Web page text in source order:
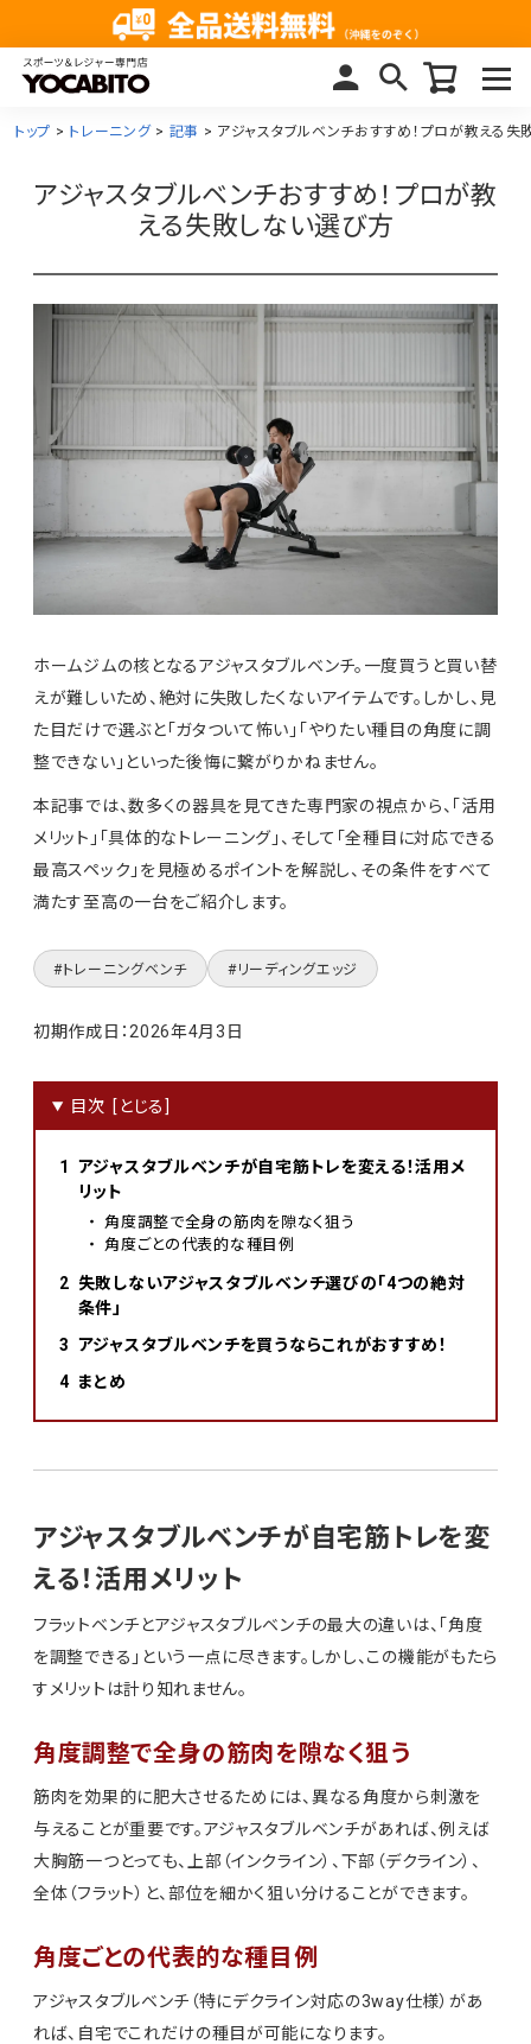
トップ トレーニング 記事 アジャスタブルベンチおすすめ！プロが教える失
アジャスタブルベンチおすすめ！プロが教
える失敗しない選び方
ホームジムの核となるアジャスタブルベンチ。一度買うと買い替
えが難しいため、絶対に失敗したくないアイテムです。しかし、見
た目だけで選ぶと「ガタついて怖い」「やりたい種目の角度に調
整できない」といった後悔に繋がりかねません。
本記事では、数多くの器具を見てきた専門家の視点から、「活用
メリット」「具体的なトレーニング」、そして「全種目に対応できる
最高スペック」を見極めるポイントを解説し、その条件をすべて
満たす至高の一台をご紹介します。
トレーニングベンチ リーディングエッジ
初期作成日：2026年4月3日
目次
アジャスタブルベンチが自宅筋トレを変える！活用メ
リット
角度調整で全身の筋肉を隙なく狙う
角度ごとの代表的な種目例
失敗しないアジャスタブルベンチ選びの「4つの絶対
条件」
アジャスタブルベンチを買うならこれがおすすめ！
まとめ
アジャスタブルベンチが自宅筋トレを変
える！活用メリット
フラットベンチとアジャスタブルベンチの最大の違いは、「角度
を調整できる」という一点に尽きます。しかし、この機能がもたら
すメリットは計り知れません。
角度調整で全身の筋肉を隙なく狙う
筋肉を効果的に肥大させるためには、異なる角度から刺激を
与えることが重要です。アジャスタブルベンチがあれば、例えば
大胸筋一つとっても、上部（インクライン）、下部（デクライン）、
全体（フラット）と、部位を細かく狙い分けることができます。
角度ごとの代表的な種目例
アジャスタブルベンチ（特にデクライン対応の3way仕様）があ
れば、自宅でこれだけの種目が可能になります。